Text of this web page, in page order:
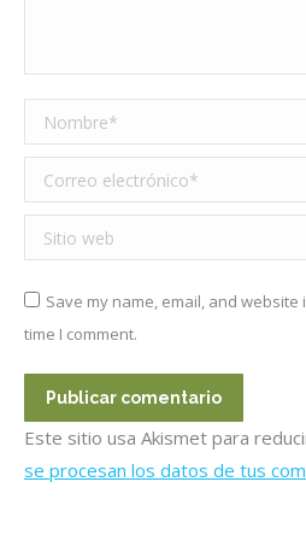
Nombre *
Correo electrónico *
Sitio web
Save my name, email, and
time I comment.
Publicar comentario
Este sitio usa Akismet para
se procesan los datos de tus